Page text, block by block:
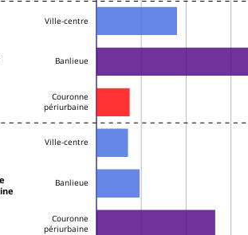
Ville-centre
Banlieue
Couronne
périurbaine
Ville-centre
Banlieue
Couronne
périurbaine